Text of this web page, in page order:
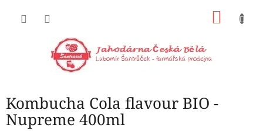
Kombucha Cola flavour BIO -
Nupreme 400ml